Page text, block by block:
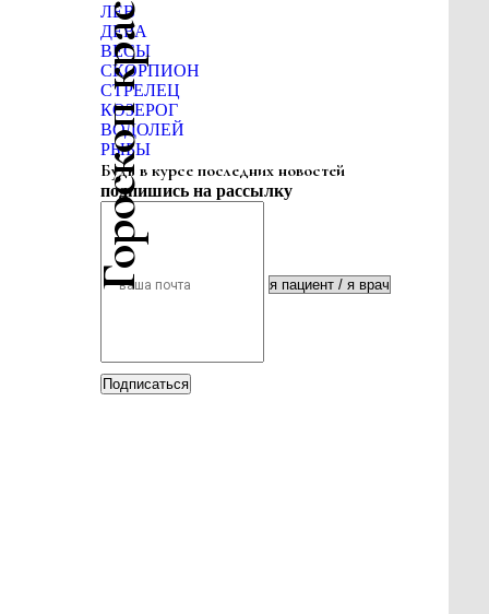
Гороскоп красоты
ЛЕВ
ДЕВА
ВЕСЫ
СКОРПИОН
СТРЕЛЕЦ
КОЗЕРОГ
ВОДОЛЕЙ
РЫБЫ
Будь в курсе последних новостей
подпишись на рассылку
Подписаться